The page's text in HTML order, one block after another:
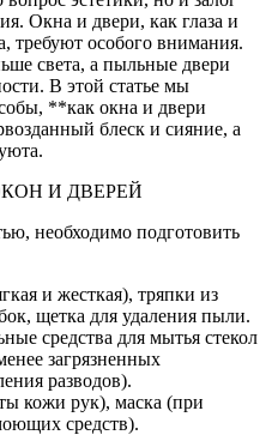
Окна и двери, как глаза и
требуют особого внимания.
света, а пыльные двери
В этой статье мы
**как окна и двери
блеск и сияние, а
И ДВЕРЕЙ
необходимо подготовить
и жесткая), тряпки из
щетка для удаления пыли.
средства для мытья стекол
загрязненных
разводов).
кожи рук), маска (при
средств).